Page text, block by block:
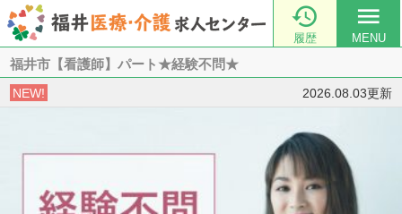

履歴
menu
MENU
福井市【看護師】パート★経験不問★
NEW! 2026.08.03更新